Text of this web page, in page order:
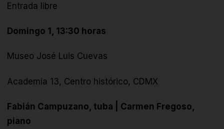
Entrada libre
Domingo 1, 13:30 horas
Museo José Luis Cuevas
Academia 13, Centro histórico, CDMX
Fabián Campuzano, tuba | Carmen Fregoso,
piano